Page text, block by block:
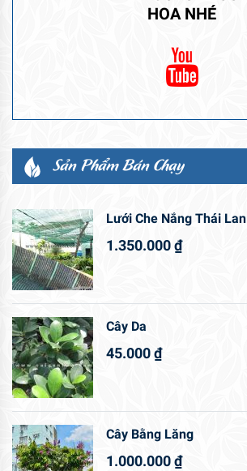
HOA NHÉ
Sản Phẩm Bán Chạy
Lưới Che Nắng Thái Lan
1.350.000₫
Cây Da
45.000₫
Cây Bằng Lăng
1.000.000₫